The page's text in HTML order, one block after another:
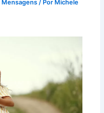
Mensagens / Por Michele